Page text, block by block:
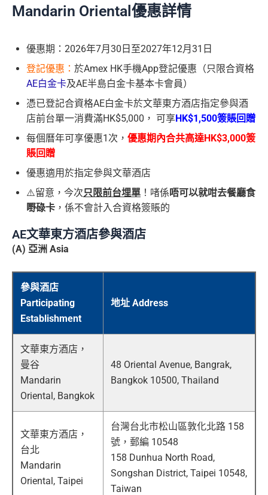
Mandarin Oriental優惠詳情
優惠期：2026年7月30日至2027年12月31日
登記優惠： 於Amex HK手機App登記優惠（只限合資格
AE白金卡及AE半島白金卡基本卡會員）
憑已登記合資格AE白金卡於文華東方酒店指定參與酒
店前台單一消費滿HK$5,000， 可享HK$1,500簽賬回贈
每個曆年可享優惠1次， 優惠期內合共高達HK$3,000簽
賬回贈
優惠適用於指定參與文華酒店
⚠️留意，今次只限前台埋單 ！啫係唔可以就咁去餐廳食
嘢碌卡 ，係不會計入合資格簽賬的
AE文華東方酒店參與酒店
(A) 亞洲 Asia
參與酒店
Participating
Establishment
地址 Address
文華東方酒店，
曼谷
Mandarin
Oriental, Bangkok
48 Oriental Avenue, Bangrak,
Bangkok 10500, Thailand
文華東方酒店，
台北
Mandarin
Oriental, Taipei
台灣台北市松山區敦化北路 158
號，郵編 10548
158 Dunhua North Road,
Songshan District, Taipei 10548,
Taiwan